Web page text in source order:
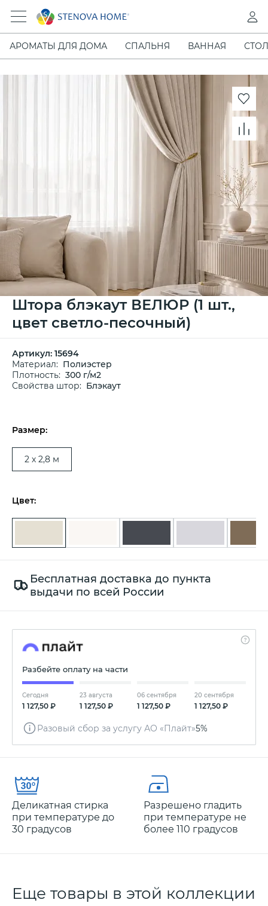
АРОМАТЫ ДЛЯ ДОМА СПАЛЬНЯ ВАННАЯ
Штора блэкаут ВЕЛЮР (1 шт.,
цвет светло-песочный)
Артикул: 15694
Материал: Полиэстер
Плотность: 300 г/м2
Свойства штор: Блэкаут
Размер:
2 х 2,8 м
Цвет:
Бесплатная доставка до пункта
выдачи по всей России
Разбейте оплату на части
Сегодня
1 127,50 ₽
23 августа
1 127,50 ₽
06 сентября
1 127,50 ₽
20 сентября
1 127,50 ₽
Разовый сбор за услугу АО «Плайт»5%
Деликатная стирка
при температуре до
30 градусов
Разрешено гладить
при температуре не
более 110 градусов
Еще товары в этой коллекции